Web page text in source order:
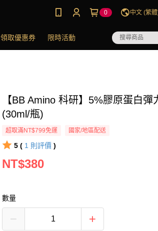
0 中文 (繁
領取優惠券 限時活動
【BB Amino 科研】5%膠原蛋白彈
(30ml/瓶)
超取滿NT$799免運 國家/地區配送
5 ( 1 則評價 )
NT$380
數量